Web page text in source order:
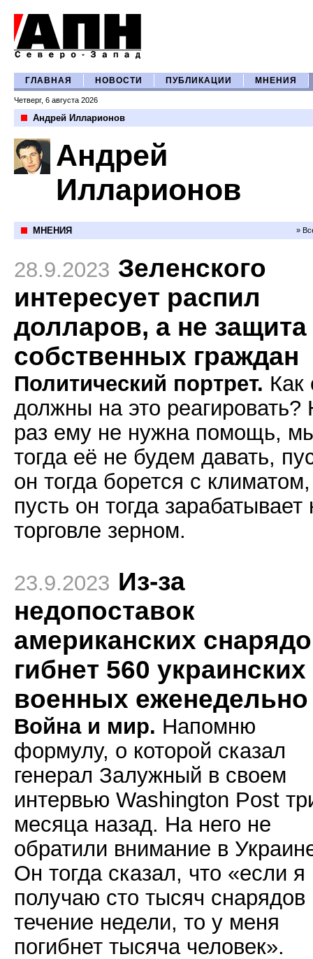
ГЛАВНАЯ НОВОСТИ ПУБЛИКАЦИИ МНЕНИЯ
Четверг, 6 августа 2026
Андрей Илларионов
Андрей
Илларионов
МНЕНИЯ »
28.9.2023 Зеленского
интересует распил
долларов, а не защита
собственных граждан
Политический портрет. Как
должны на это реагировать?
раз ему не нужна помощь,
тогда её не будем давать,
он тогда борется с климатом,
пусть он тогда зарабатывает
торговле зерном.
23.9.2023 Из-за
недопоставок
американских
гибнет 560 украинских
военных еженедельно
Война и мир. Напомню
формулу, о которой сказал
генерал Залужный в своем
интервью Washington Post
месяца назад. На него не
обратили внимание в
Он тогда сказал, что «если я
получаю сто тысяч снарядов
течение недели, то у меня
погибнет тысяча человек».